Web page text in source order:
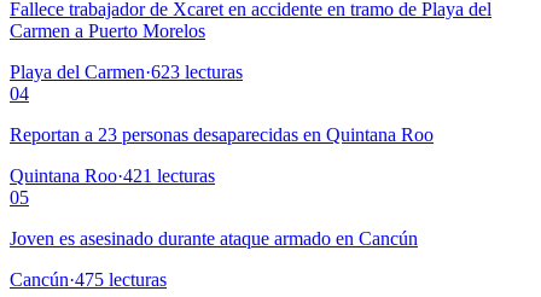
Fallece trabajador de Xcaret en accidente en tramo de Playa del
Carmen a Puerto Morelos
Playa del Carmen·623 lecturas
04
Reportan a 23 personas desaparecidas en Quintana Roo
Quintana Roo·421 lecturas
05
Joven es asesinado durante ataque armado en Cancún
Cancún·475 lecturas